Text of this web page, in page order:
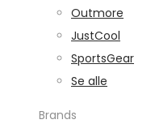
Outmore
JustCool
SportsGear
Se alle
Brands